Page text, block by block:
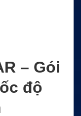
– Gói
độ